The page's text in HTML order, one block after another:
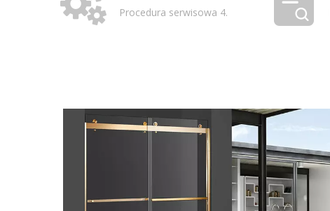
Procedura serwisowa 4.